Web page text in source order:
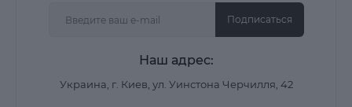
Подписаться
Наш адрес:
Украина, г. Киев, ул. Уинстона Черчилля, 42